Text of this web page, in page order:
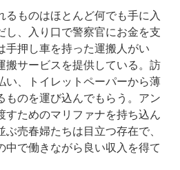
るものはほとんど何でも手に入
し、入り口で警察官にお金を支
手押し車を持った運搬人がい
搬サービスを提供している。訪
い、トイレットペーパーから薄
ものを運び込んでもらう。アン
すためのマリファナを持ち込ん
売春婦たちは目立つ存在で、
中で働きながら良い収入を得て